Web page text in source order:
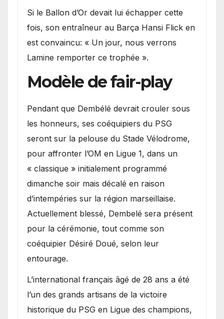
Si le Ballon d’Or devait lui échapper cette
fois, son entraîneur au Barça Hansi Flick en
est convaincu: « Un jour, nous verrons
Lamine remporter ce trophée ».
Modèle de fair-play
Pendant que Dembélé devrait crouler sous
les honneurs, ses coéquipiers du PSG
seront sur la pelouse du Stade Vélodrome,
pour affronter l’OM en Ligue 1, dans un
« classique » initialement programmé
dimanche soir mais décalé en raison
d’intempéries sur la région marseillaise.
Actuellement blessé, Dembelé sera présent
pour la cérémonie, tout comme son
coéquipier Désiré Doué, selon leur
entourage.
L’international français âgé de 28 ans a été
l’un des grands artisans de la victoire
historique du PSG en Ligue des champions,